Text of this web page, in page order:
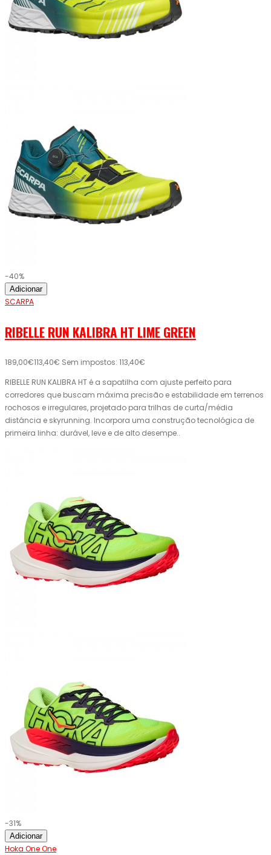
-40%
Adicionar
SCARPA
RIBELLE RUN KALIBRA HT LIME GREEN
189,00€113,40€ Sem impostos: 113,40€
RIBELLE RUN KALIBRA HT é a sapatilha com ajuste perfeito para
corredores que buscam máxima precisão e estabilidade em terrenos
rochosos e irregulares, projetado para trilhas de curta/média
distância e skyrunning. Incorpora uma construção tecnológica de
primeira linha: durável, leve e de alto desempe..
-31%
Adicionar
Hoka One One